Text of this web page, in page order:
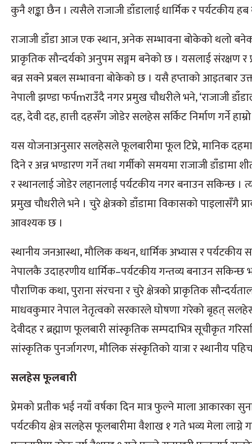
कुनै शङ्का छैन । त्यसैले राजाजी डाँडालाई धार्मिक र पर्यटकीय हब
राजाजी डाँडा आज एक स्थान, अनेक सम्भावना बोकेको थलो
प्राकृतिक सौन्दर्यको अनुपम सङ्गम बनेको छ । यसलाई संरक्षण र
बन्न सक्ने प्रबल सम्भावना बोकेको छ । यसै हप्ताको आइतबार
नेपाली झण्डा फर्पmराउँदै नगर प्रमुख चौधरीले भने, ‘राजाजी
दह, देवी दह, हात्ती दहसँग जोडेर सलहेस सर्किट निर्माण गर्ने
यस योजनाअनुसार सलहेसले फूलबारीमा फूल टिप्ने, मानिक दहमा
दिने र अन्न भण्डारण गर्ने तथा गर्मीको समयमा राजाजी
र स्थानलाई जोडेर लहानलाई पर्यटकीय नगर बनाउन सकिन्छ
प्रमुख चौधरीले भने । चुरे क्षेत्रको डाँडामा विकासको पाइलासँगै
आवश्यक छ ।
स्थानीय जनआस्था, मौलिक कथन, धार्मिक अभ्यास र पर्यटकीय
नेपालकै उदाहरणीय धार्मिक–पर्यटकीय गन्तव्य बनाउन
पौराणिक कथा, पुराना संरचना र चुरे क्षेत्रको प्राकृतिक
माधवकुमार नेपाल नेतृत्वको सरकारले घोषणा गरेको बृहत्
देवीदह र ब्रह्माण फूलबारी सांस्कृतिक सम्पदाभित्र सूचीकृत
सांस्कृतिक पुनर्जागरण, मौलिक संस्कृतिको यात्रा र स्थानीय
सलहेस फूलबारी
प्रेमको प्रतीक भई नयाँ वर्षका दिन मात्र फुल्ने माला आकारका
पर्यटकीय क्षेत्र सलहेस फूलबारीमा वैशाख १ गते भव्य मेला लाग्ने